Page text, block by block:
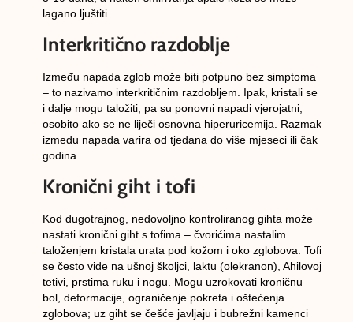
lagano ljuštiti.
Interkritično razdoblje
Između napada zglob može biti potpuno bez simptoma
– to nazivamo interkritičnim razdobljem. Ipak, kristali se
i dalje mogu taložiti, pa su ponovni napadi vjerojatni,
osobito ako se ne liječi osnovna hiperuricemija . Razmak
između napada varira od tjedana do više mjeseci ili čak
godina.
Kronični giht i tofi
Kod dugotrajnog, nedovoljno kontroliranog gihta može
nastati kronični gihts tofima– čvorićima nastalim
taloženjem kristala urata pod kožom i oko zglobova. Tofi
se često vide na ušnoj školjci, laktu (olekranon), Ahilovoj
tetivi, prstima ruku i nogu. Mogu uzrokovati kroničnu
bol, deformacije, ograničenje pokretai oštećenja
zglobova; uz giht se češće javljaju i bubrežni kamenci